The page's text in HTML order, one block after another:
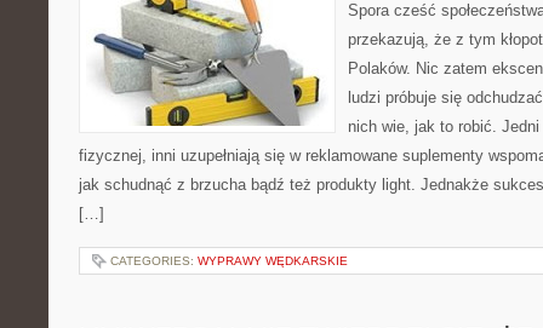
Spora cześć
przekazują, że z tym
Polaków. Nic zatem
ludzi próbuje się
nich wie, jak to robić.
fizycznej, inni uzupełniają się w reklamowane suplementy
jak schudnąć z brzucha bądź też produkty light. Jednakże
[…]
CATEGORIES: WYPRAWY WĘDKARSKIE